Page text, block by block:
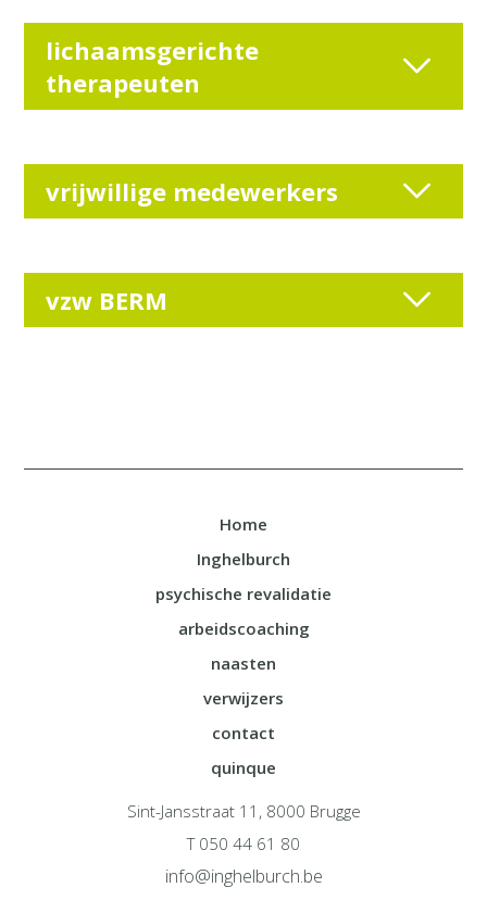
lichaamsgerichte
therapeuten
vrijwillige medewerkers
vzw BERM
Home
Inghelburch
psychische revalidatie
arbeidscoaching
naasten
verwijzers
contact
quinque
Sint-Jansstraat 11, 8000 Brugge
T 050 44 61 80
info@inghelburch.be